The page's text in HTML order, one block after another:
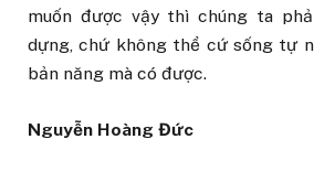
muốn được vậy thì chúng ta
dựng, chứ không thể cứ sống tự
bản năng mà có được.
Nguyễn Hoàng Đức